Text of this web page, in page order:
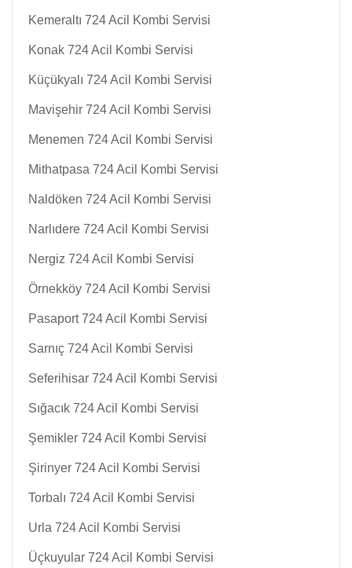
Kemeraltı 724 Acil Kombi Servisi
Konak 724 Acil Kombi Servisi
Küçükyalı 724 Acil Kombi Servisi
Mavişehir 724 Acil Kombi Servisi
Menemen 724 Acil Kombi Servisi
Mithatpasa 724 Acil Kombi Servisi
Naldöken 724 Acil Kombi Servisi
Narlıdere 724 Acil Kombi Servisi
Nergiz 724 Acil Kombi Servisi
Örnekköy 724 Acil Kombi Servisi
Pasaport 724 Acil Kombi Servisi
Sarnıç 724 Acil Kombi Servisi
Seferihisar 724 Acil Kombi Servisi
Sığacık 724 Acil Kombi Servisi
Şemikler 724 Acil Kombi Servisi
Şirinyer 724 Acil Kombi Servisi
Torbalı 724 Acil Kombi Servisi
Urla 724 Acil Kombi Servisi
Üçkuyular 724 Acil Kombi Servisi